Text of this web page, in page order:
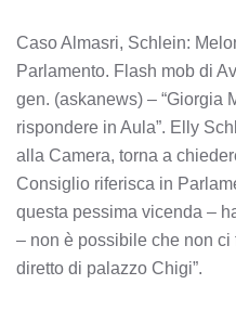
Caso Almasri, Schlein:
Parlamento. Flash mob di
gen. (askanews) – “Giorgia
rispondere in Aula”. Elly
alla Camera, torna a
Consiglio riferisca in
questa pessima vicenda –
– non è possibile che non
diretto di palazzo Chigi”.